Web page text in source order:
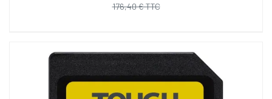
176,40 € TTC